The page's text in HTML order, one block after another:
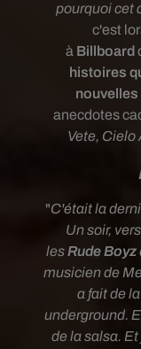
pourquoi cet
c'est
à Billboard
histoires
anecdotes
Vete, Cielo
"C'était la
Un soir,
lesRude Boyz
musicien de
a fait de
underground.
de la salsa.